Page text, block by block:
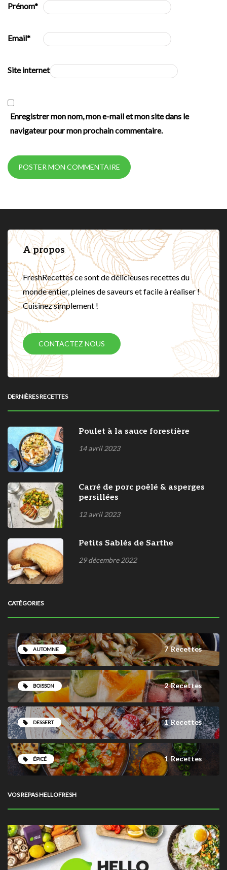
Prénom*
Email*
Site internet
Enregistrer mon nom, mon e-mail et mon site dans le
navigateur pour mon prochain commentaire.
A propos
FreshRecettes ce sont de délicieuses recettes du
monde entier, pleines de saveurs et facile à réaliser !
Cuisinez simplement !
CONTACTEZ NOUS
DERNIÈRES RECETTES
Poulet à la sauce forestière
14 avril 2023
Carré de porc poêlé & asperges
persillées
12 avril 2023
Petits Sablés de Sarthe
29 décembre 2022
CATÉGORIES
AUTOMNE 7 Recettes
BOISSON 2 Recettes
DESSERT 1 Recettes
ÉPICÉ 1 Recettes
VOS REPAS HELLOFRESH